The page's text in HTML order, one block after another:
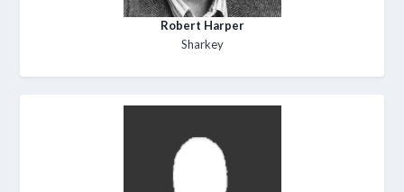
Robert Harper
Sharkey